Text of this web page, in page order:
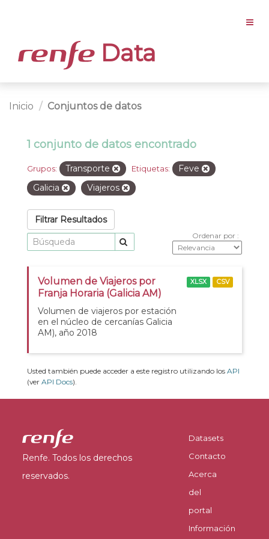
Data
Inicio Conjuntos de datos
1 conjunto de datos encontrado
Grupos: Transporte Etiquetas:
Feve
Galicia
Viajeros
Filtrar Resultados
Ordenar por
Volumen de Viajeros por
Franja Horaria (Galicia AM)
Volumen de viajeros por estación
en el núcleo de cercanías Galicia
AM), año 2018
XLSX CSV
Usted también puede acceder a este registro utilizando los API
(ver API Docs).
Renfe. Todos los derechos
reservados.
Datasets
Contacto
Acerca
del
portal
Información